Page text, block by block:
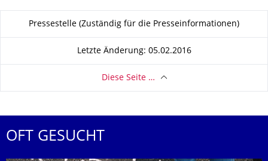
Zu dieser Seite
Pressestelle (Zuständig für die Presseinformationen)
Letzte Änderung: 05.02.2016
Diese Seite …
OFT GESUCHT